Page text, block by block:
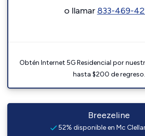
o llamar833-469-
Obtén Internet 5G Residencial por
hasta $200 de regreso.
Breezeline
52% disponible en Mc